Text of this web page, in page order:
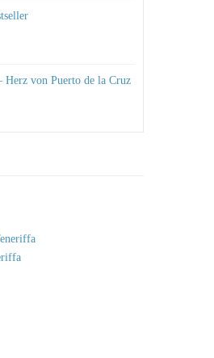
Herz von Puerto de la Cruz